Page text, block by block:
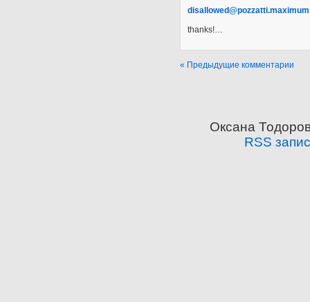
thanks!…
« Предыдущие комментарии
Оксана
RSS